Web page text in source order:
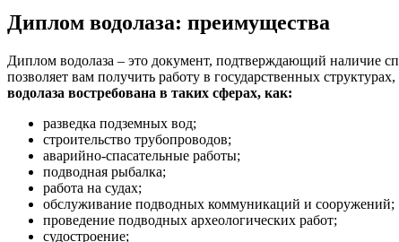
Диплом водолаза: преимущества
Диплом водолаза – это документ, подтверждающий наличие
позволяет вам получить работу в государственных
водолаза востребована в таких сферах, как:
разведка подземных вод;
строительство трубопроводов;
аварийно-спасательные работы;
подводная рыбалка;
работа на судах;
обслуживание подводных коммуникаций и сооружений;
проведение подводных археологических работ;
судостроение;